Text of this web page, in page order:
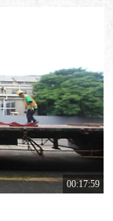
00:17:59